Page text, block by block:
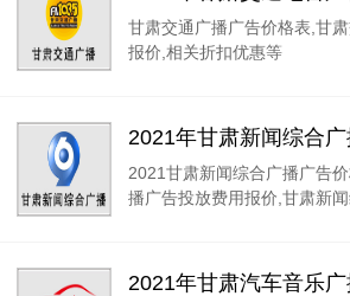
甘肃交通广播广告价格表,甘
报价,相关折扣优惠等
2021年甘肃新闻综合
2021甘肃新闻综合广播广告
播广告投放费用报价,甘肃新闻
2021年甘肃汽车音乐